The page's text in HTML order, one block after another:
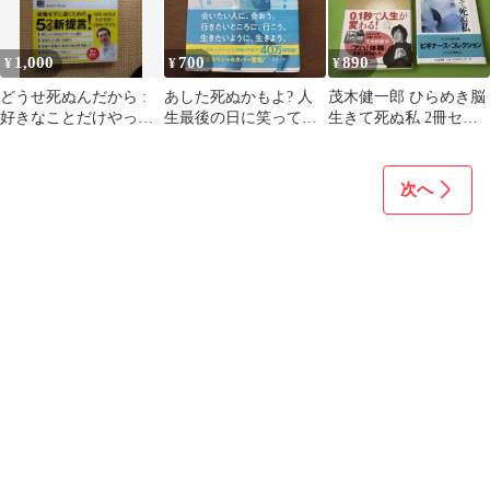
¥ 1,000
どうせ死ぬんだから :
好きなことだけやって
¥700
あした死ぬかもよ? 人
生最後の日に笑って死
¥890
茂木健一郎 ひらめき脳
生きて死ぬ私 2冊セッ
次へ